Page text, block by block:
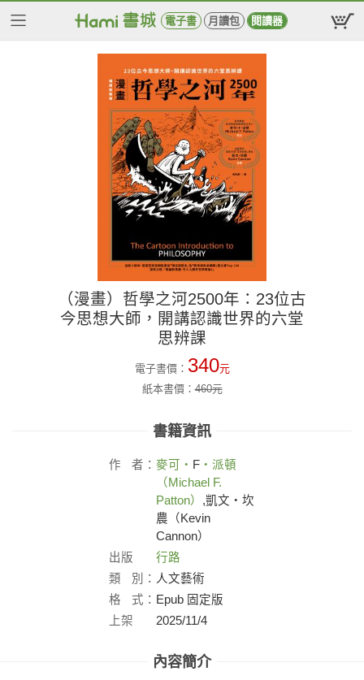
電子書 月讀包 閱讀器
（漫畫）哲學之河2500年：23位古
今思想大師，開講認識世界的六堂
思辨課
電子書價： 340元
紙本書價：460元
書籍資訊
作 者： 麥可・ F ・派頓
（Michael F.
Patton） ,凱文・坎
農（Kevin
Cannon）
出版
社：
行路
類
別： 人文藝術
格
式： Epub 固定版
上架
2025/11/4
內容簡介